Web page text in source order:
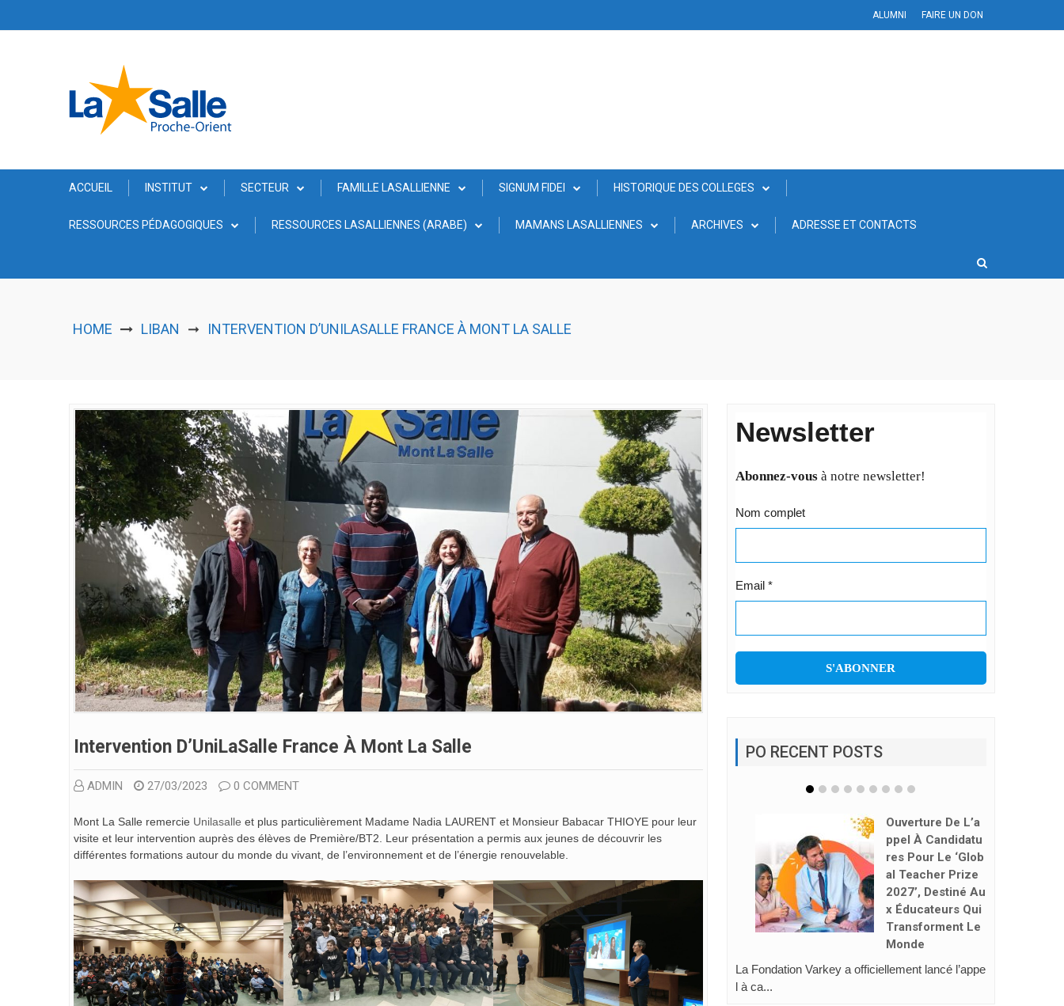
ALUMNI FAIRE UN DON
ACCUEIL INSTITUT SECTEUR FAMILLE LASALLIENNE SIGNUM FIDEI HISTORIQUE DES COLLEGES
RESSOURCES PÉDAGOGIQUES RESSOURCES LASALLIENNES (ARABE) MAMANS LASALLIENNES ARCHIVES ADRESSE ET CONTACTS
HOME LIBAN ➞ INTERVENTION D’UNILASALLE FRANCE À MONT LA SALLE
Intervention D’UniLaSalle France À Mont La Salle
ADMIN 27/03/2023 0 COMMENT
Mont La Salle remercie Unilasalle et plus particulièrement Madame Nadia LAURENT et Monsieur Babacar THIOYE pour leur
visite et leur intervention auprès des élèves de Première/BT2. Leur présentation a permis aux jeunes de découvrir les
différentes formations autour du monde du vivant, de l’environnement et de l’énergie renouvelable.
Newsletter
Abonnez-vousà notre newsletter!
Nom complet
Email *
PO RECENT POSTS
Rafael Ruiz : « No
Us Devons Appre
Ndre À Habiter L’i
Ntelligence Artifi
Cielle »
Face à l’essor de l’i
ntelligence artificiell